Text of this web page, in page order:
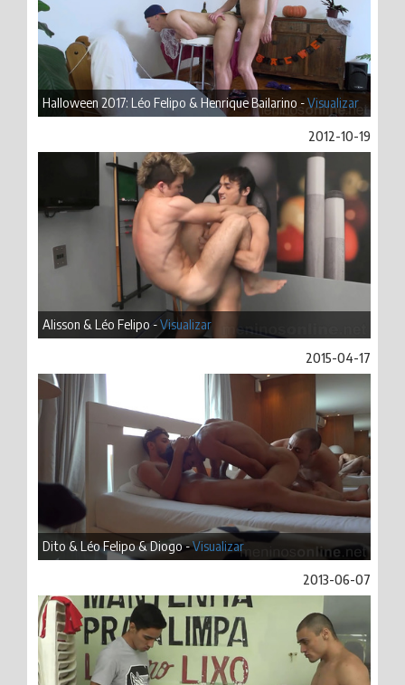
Halloween 2017: Léo Felipo & Henrique Bailarino -Visualizar
2012-10-19
Alisson & Léo Felipo -Visualizar
2015-04-17
Dito & Léo Felipo & Diogo -Visualizar
2013-06-07